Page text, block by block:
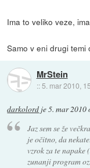
Ima to veliko veze,
Samo v eni drugi temi
MrStein
:: 5. mar 2010,
darkolord je5. mar 2010
Jaz sem se že
je očitno, da
vzrok za te napake
zunanji program